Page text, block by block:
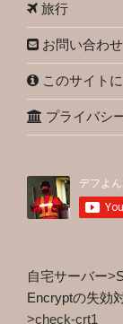
旅行
お問い合わせ
このサイト
プライバシ
自宅サーバー>
Encryptの失効
>check-crt1